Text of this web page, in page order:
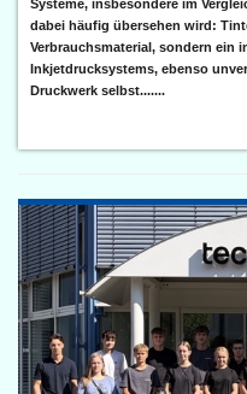
Systeme, insbesondere im
dabei häufig übersehen wird:
Verbrauchsmaterial, sondern ein
Inkjetdrucksystems, ebenso
Druckwerk selbst.......